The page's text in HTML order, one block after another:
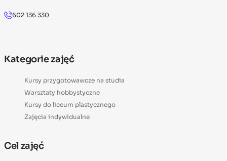
602 136 330
Kategorie zajęć
Kursy przygotowawcze na studia
Warsztaty hobbystyczne
Kursy do liceum plastycznego
Zajęcia indywidualne
Cel zajęć